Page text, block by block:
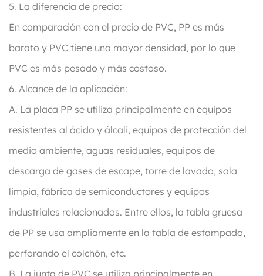
5. La diferencia de precio:
En comparación con el precio de PVC, PP es más
barato y PVC tiene una mayor densidad, por lo que
PVC es más pesado y más costoso.
6. Alcance de la aplicación:
A. La placa PP se utiliza principalmente en equipos
resistentes al ácido y álcali, equipos de protección del
medio ambiente, aguas residuales, equipos de
descarga de gases de escape, torre de lavado, sala
limpia, fábrica de semiconductores y equipos
industriales relacionados. Entre ellos, la tabla gruesa
de PP se usa ampliamente en la tabla de estampado,
perforando el colchón, etc.
B. La junta de PVC se utiliza principalmente en